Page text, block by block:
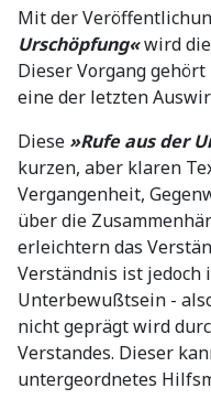
Mit der
Urschöpfung«wird
Dieser Vorgang
eine der letzten
Diese »Rufe aus der
kurzen, aber klaren
Vergangenheit,
über die
erleichtern das
Verständnis ist jedoch
Unterbewußtsein -
nicht geprägt wird
Verstandes. Dieser
untergeordnetes